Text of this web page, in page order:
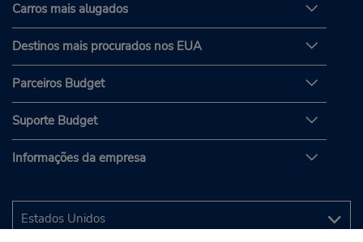
Carros mais alugados
Destinos mais procurados nos EUA
Parceiros Budget
Suporte Budget
Informações da empresa